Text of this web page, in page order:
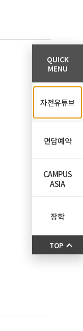
QUICK
MENU
자전유튜브
면담예약
CAMPUS
ASIA
장학
TOP